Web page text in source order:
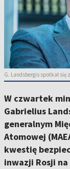
G. Landsbergis spotkał się
W czwartek
Gabrielius
generalnym
Atomowej
kwestię
inwazji Rosji